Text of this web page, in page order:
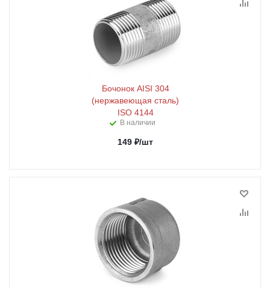
Бочонок AISI 304
(нержавеющая сталь)
ISO 4144
В наличии
149 ₽/шт